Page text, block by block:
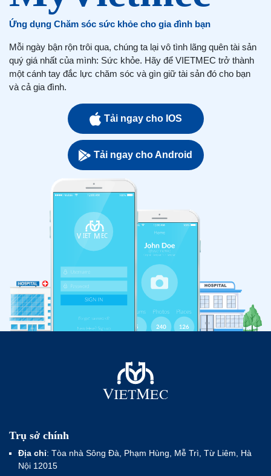
Ứng dụng Chăm sóc sức khỏe cho gia đình bạn
Mỗi ngày bận rộn trôi qua, chúng ta lại vô tình lãng quên tài sản
quý giá nhất của mình: Sức khỏe. Hãy để VIETMEC trở thành
một cánh tay đắc lực chăm sóc và gìn giữ tài sản đó cho bạn
và cả gia đình.
Tải ngay cho IOS
Tải ngay cho Android
Trụ sở chính
Địa chỉ: Tòa nhà Sông Đà, Phạm Hùng, Mễ Trì, Từ Liêm, Hà
Nội 12015